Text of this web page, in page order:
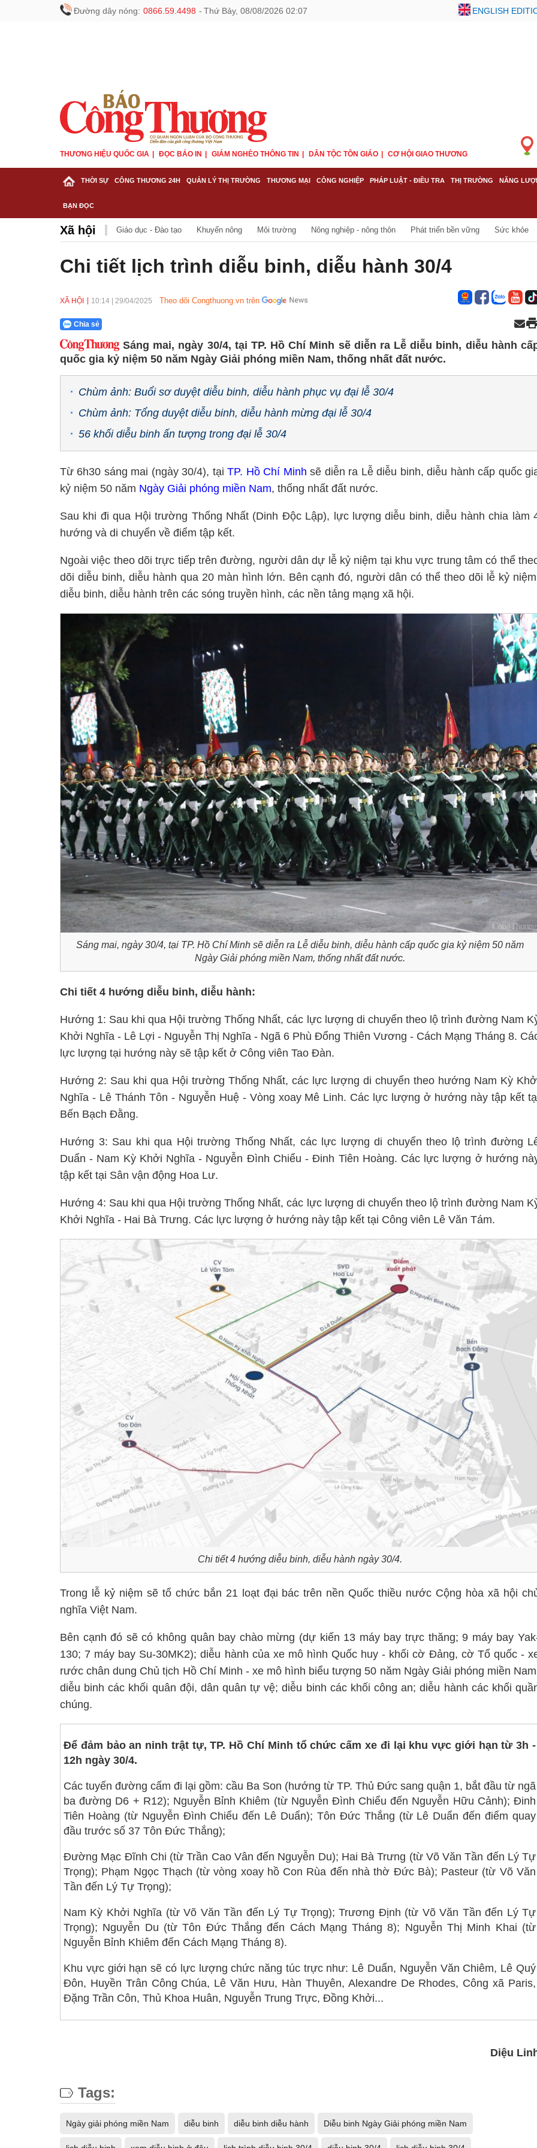
Đường dây nóng: 0866.59.4498 - Thứ Bảy, 08/08/2026 02:07 ENGLISH
THƯƠNG HIỆU QUỐC GIA ĐỌC BÁO IN GIẢM NGHÈO THÔNG TIN DÂN TỘC TÔN GIÁO CƠ HỘI GIAO THƯƠNG
THỜI SỰ CÔNG THƯƠNG 24H QUẢN LÝ THỊ TRƯỜNG THƯƠNG MẠI CÔNG NGHIỆP PHÁP LUẬT - ĐIỀU TRA THỊ TRƯỜNG NĂNG
BẠN ĐỌC
Xã hội Giáo dục - Đào tạo Khuyến nông Môi trường Nông nghiệp - nông thôn Phát triển bền vững Sức khỏe
Chi tiết lịch trình diễu binh, diễu hành 30/4
XÃ HỘI 10:14 29/04/2025 Theo dõi Congthuong.vn trên
Chia sẻ
Sáng mai, ngày 30/4, tại TP. Hồ Chí Minh sẽ diễn ra Lễ diễu binh, diễu hành
quốc gia kỷ niệm 50 năm Ngày Giải phóng miền Nam, thống nhất đất nước.
Chùm ảnh: Buổi sơ duyệt diễu binh, diễu hành phục vụ đại lễ 30/4
Chùm ảnh: Tổng duyệt diễu binh, diễu hành mừng đại lễ 30/4
56 khối diễu binh ấn tượng trong đại lễ 30/4
Từ 6h30 sáng mai (ngày 30/4), tạiTP. Hồ Chí Minh sẽ diễn ra Lễ diễu binh, diễu hành cấp quốc
kỷ niệm 50 năm Ngày Giải phóng miền Nam, thống nhất đất nước.
Sau khi đi qua Hội trường Thống Nhất (Dinh Độc Lập), lực lượng diễu binh, diễu hành chia làm
hướng và di chuyển về điểm tập kết.
Ngoài việc theo dõi trực tiếp trên đường, người dân dự lễ kỷ niệm tại khu vực trung tâm có thể
dõi diễu binh, diễu hành qua 20 màn hình lớn. Bên cạnh đó, người dân có thể theo dõi lễ kỷ
diễu binh, diễu hành trên các sóng truyền hình, các nền tảng mạng xã hội.
Sáng mai, ngày 30/4, tại TP. Hồ Chí Minh sẽ diễn ra Lễ diễu binh, diễu hành cấp quốc gia kỷ niệm 50 năm
Ngày Giải phóng miền Nam, thống nhất đất nước.
Chi tiết 4 hướng diễu binh, diễu hành:
Hướng 1: Sau khi qua Hội trường Thống Nhất, các lực lượng di chuyển theo lộ trình đường Nam
Khởi Nghĩa - Lê Lợi - Nguyễn Thị Nghĩa - Ngã 6 Phù Đổng Thiên Vương - Cách Mạng Tháng 8.
lực lượng tại hướng này sẽ tập kết ở Công viên Tao Đàn.
Hướng 2: Sau khi qua Hội trường Thống Nhất, các lực lượng di chuyển theo hướng Nam Kỳ
Nghĩa - Lê Thánh Tôn - Nguyễn Huệ - Vòng xoay Mê Linh. Các lực lượng ở hướng này tập kết
Bến Bạch Đằng.
Hướng 3: Sau khi qua Hội trường Thống Nhất, các lực lượng di chuyển theo lộ trình đường
Duẩn - Nam Kỳ Khởi Nghĩa - Nguyễn Đình Chiểu - Đinh Tiên Hoàng. Các lực lượng ở hướng
tập kết tại Sân vận động Hoa Lư.
Hướng 4: Sau khi qua Hội trường Thống Nhất, các lực lượng di chuyển theo lộ trình đường Nam
Khởi Nghĩa - Hai Bà Trưng. Các lực lượng ở hướng này tập kết tại Công viên Lê Văn Tám.
Chi tiết 4 hướng diễu binh, diễu hành ngày 30/4.
Trong lễ kỷ niệm sẽ tổ chức bắn 21 loạt đại bác trên nền Quốc thiều nước Cộng hòa xã hội
nghĩa Việt Nam.
Bên cạnh đó sẽ có không quân bay chào mừng (dự kiến 13 máy bay trực thăng; 9 máy bay
130; 7 máy bay Su-30MK2); diễu hành của xe mô hình Quốc huy - khối cờ Đảng, cờ Tổ quốc -
rước chân dung Chủ tịch Hồ Chí Minh - xe mô hình biểu tượng 50 năm Ngày Giải phóng miền
diễu binh các khối quân đội, dân quân tự vệ; diễu binh các khối công an; diễu hành các khối
chúng.
Để đảm bảo an ninh trật tự, TP. Hồ Chí Minh tổ chức cấm xe đi lại khu vực giới hạn từ 3h -
12h ngày 30/4.
Các tuyến đường cấm đi lại gồm: cầu Ba Son (hướng từ TP. Thủ Đức sang quận 1, bắt đầu từ ngã
ba đường D6 + R12); Nguyễn Bỉnh Khiêm (từ Nguyễn Đình Chiểu đến Nguyễn Hữu Cảnh); Đinh
Tiên Hoàng (từ Nguyễn Đình Chiểu đến Lê Duẩn); Tôn Đức Thắng (từ Lê Duẩn đến điểm quay
đầu trước số 37 Tôn Đức Thắng);
Đường Mạc Đĩnh Chi (từ Trần Cao Vân đến Nguyễn Du); Hai Bà Trưng (từ Võ Văn Tần đến Lý Tự
Trọng); Phạm Ngọc Thạch (từ vòng xoay hồ Con Rùa đến nhà thờ Đức Bà); Pasteur (từ Võ Văn
Tần đến Lý Tự Trọng);
Nam Kỳ Khởi Nghĩa (từ Võ Văn Tần đến Lý Tự Trọng); Trương Định (từ Võ Văn Tần đến Lý Tự
Trọng); Nguyễn Du (từ Tôn Đức Thắng đến Cách Mạng Tháng 8); Nguyễn Thị Minh Khai (từ
Nguyễn Bỉnh Khiêm đến Cách Mạng Tháng 8).
Khu vực giới hạn sẽ có lực lượng chức năng túc trực như: Lê Duẩn, Nguyễn Văn Chiêm, Lê Quý
Đôn, Huyền Trân Công Chúa, Lê Văn Hưu, Hàn Thuyên, Alexandre De Rhodes, Công xã Paris,
Đặng Trần Côn, Thủ Khoa Huân, Nguyễn Trung Trực, Đồng Khởi...
Diệu
Tags:
Ngày giải phóng miền Nam diễu binh diễu binh diễu hành Diễu binh Ngày Giải phóng miền Nam